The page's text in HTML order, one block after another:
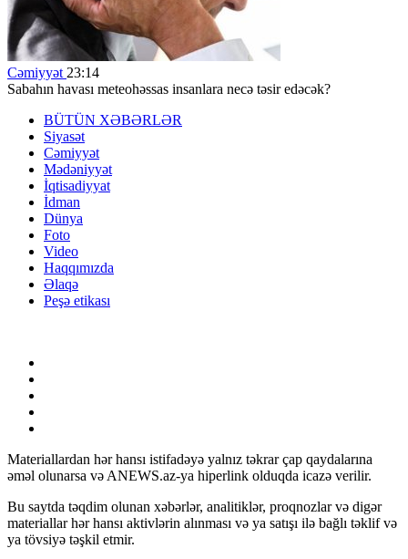
Cəmiyyət 23:14
Sabahın havası meteohəssas insanlara necə təsir edəcək?
BÜTÜN XƏBƏRLƏR
Siyasət
Cəmiyyət
Mədəniyyət
İqtisadiyyat
İdman
Dünya
Foto
Video
Haqqımızda
Əlaqə
Peşə etikası
Materiallardan hər hansı istifadəyə yalnız təkrar çap qaydalarına
əməl olunarsa və ANEWS.az-ya hiperlink olduqda icazə verilir.
Bu saytda təqdim olunan xəbərlər, analitiklər, proqnozlar və digər
materiallar hər hansı aktivlərin alınması və ya satışı ilə bağlı təklif və
ya tövsiyə təşkil etmir.